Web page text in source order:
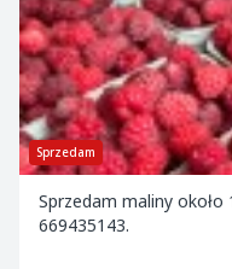
Sprzedam
Sprzedam maliny około
669435143.